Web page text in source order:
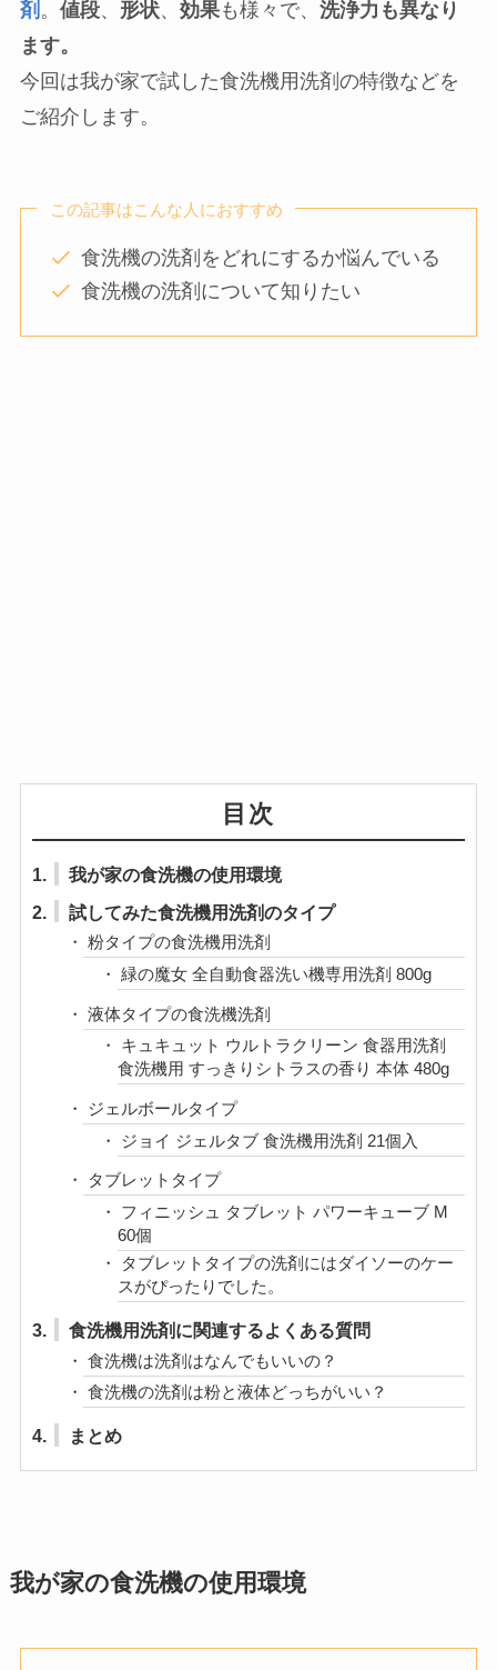
剤 。 値段、 形状、 効果も様々で、 洗浄力も異なり
ます。
今回は我が家で試した食洗機用洗剤の特徴などを
ご紹介します。
この記事はこんな人におすすめ
食洗機の洗剤をどれにするか悩んでいる
食洗機の洗剤について知りたい
目次
我が家の食洗機の使用環境
試してみた食洗機用洗剤のタイプ
粉タイプの食洗機用洗剤
緑の魔女 全自動食器洗い機専用洗剤 800g
液体タイプの食洗機洗剤
キュキュット ウルトラクリーン 食器用洗剤
食洗機用 すっきりシトラスの香り 本体 480g
ジェルボールタイプ
ジョイ ジェルタブ 食洗機用洗剤 21個入
タブレットタイプ
フィニッシュ タブレット パワーキューブ M
タブレットタイプの洗剤にはダイソーのケー
スがぴったりでした。
食洗機の洗剤は粉と液体どっちがいい？